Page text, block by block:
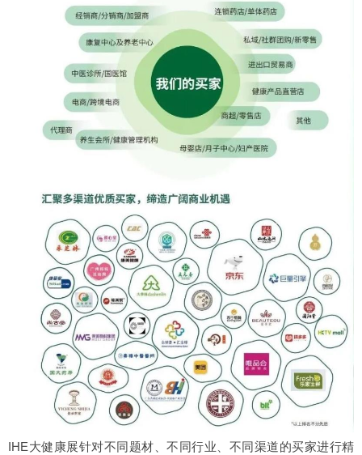
IHE大健康展针对不同题材、不同行业、不同渠道的买家进行精